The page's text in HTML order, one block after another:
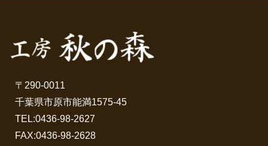
〒290-0011
千葉県市原市能満1575-45
TEL:0436-98-2627
FAX:0436-98-2628